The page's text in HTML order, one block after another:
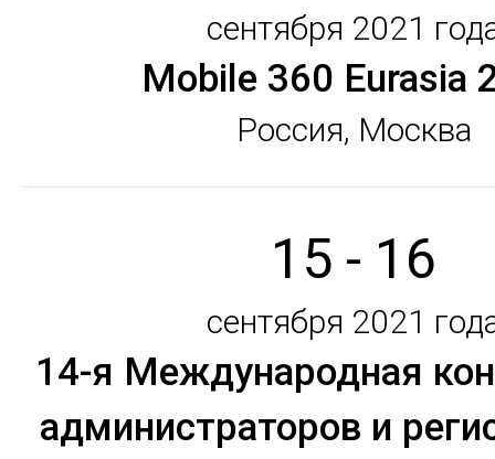
сентября 2021
Mobile 360 Eurasia
Россия, Москва
15 - 16
сентября 2021
14-я Международная
администраторов и